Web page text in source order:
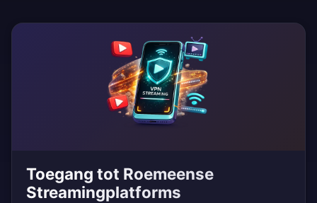
Toegang tot Roemeense
Streamingplatforms